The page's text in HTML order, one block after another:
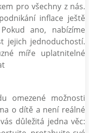
pro všechny z nás.
inflace ještě
ano, nabízíme
jejich jednoduchostí.
míře uplatnitelné
omezené možnosti
o dítě a není reálné
důležitá jedna věc: